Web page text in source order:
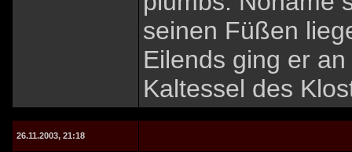
seinen Füßen
Eilends ging er
Kaltessel des
26.11.2003, 21:18